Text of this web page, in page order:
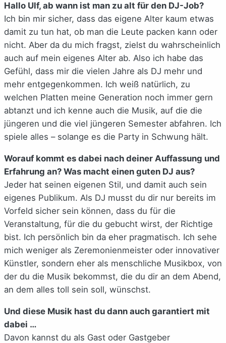
Hallo Ulf, ab wann ist man zu alt für den DJ-Job?
Ich bin mir sicher, dass das eigene Alter kaum etwas
damit zu tun hat, ob man die Leute packen kann oder
nicht. Aber da du mich fragst, zielst du wahrscheinlich
auch auf mein eigenes Alter ab. Also ich habe das
Gefühl, dass mir die vielen Jahre als DJ mehr und
mehr entgegenkommen. Ich weiß natürlich, zu
welchen Platten meine Generation noch immer gern
abtanzt und ich kenne auch die Musik, auf die die
jüngeren und die viel jüngeren Semester abfahren. Ich
spiele alles – solange es die Party in Schwung hält.
Worauf kommt es dabei nach deiner Auffassung und
Erfahrung an? Was macht einen guten DJ aus?
Jeder hat seinen eigenen Stil, und damit auch sein
eigenes Publikum. Als DJ musst du dir nur bereits im
Vorfeld sicher sein können, dass du für die
Veranstaltung, für die du gebucht wirst, der Richtige
bist. Ich persönlich bin da eher pragmatisch. Ich sehe
mich weniger als Zeremonienmeister oder innovativer
Künstler, sondern eher als menschliche Musikbox, von
der du die Musik bekommst, die du dir an dem Abend,
an dem alles toll sein soll, wünschst.
Und diese Musik hast du dann auch garantiert mit
dabei …
Davon kannst du als Gast oder Gastgeber